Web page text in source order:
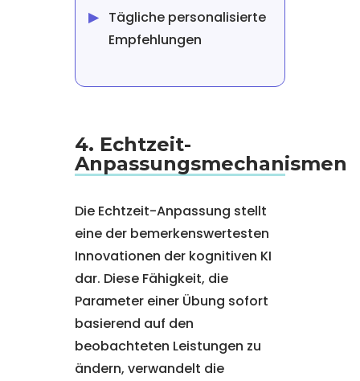
Tägliche personalisierte
Empfehlungen
4. Echtzeit-
Anpassungsmechanismen
Die Echtzeit-Anpassung stellt
eine der bemerkenswertesten
Innovationen der kognitiven KI
dar. Diese Fähigkeit, die
Parameter einer Übung sofort
basierend auf den
beobachteten Leistungen zu
ändern, verwandelt die